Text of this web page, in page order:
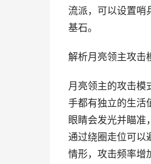
流派，可以设置哨
基石。
解析月亮领主攻击
月亮领主的攻击模
手都有独立的生活
眼睛会发光并瞄准
通过绕圈走位可以
情形，攻击频率增